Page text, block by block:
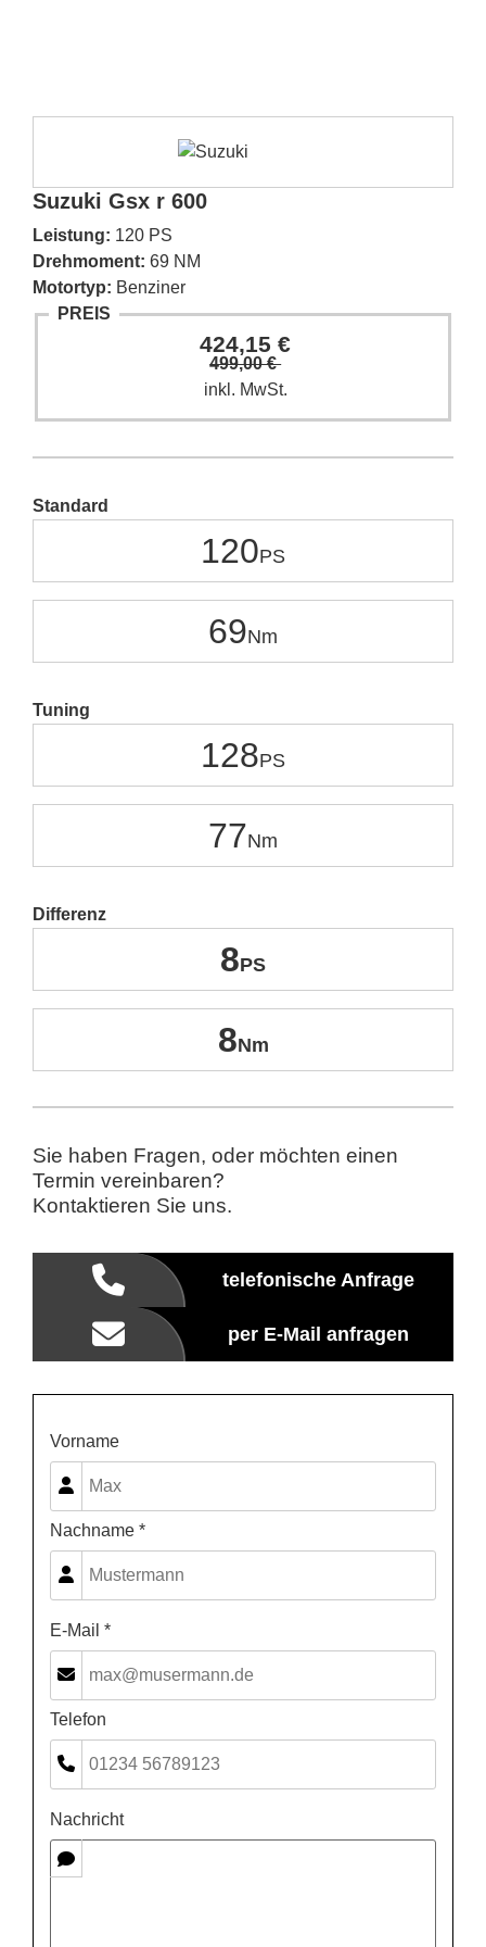
Suzuki Gsx r 600
Leistung: 120 PS
Drehmoment: 69 NM
Motortyp: Benziner
PREIS
424,15 €
499,00 €
inkl. MwSt.
Standard
120
69
Tuning
128
77
Differenz
8
8
Sie haben Fragen, oder möchten einen
Termin vereinbaren?
Kontaktieren Sie uns.
telefonische Anfrage
per E-Mail anfragen
Vorname
Nachname *
E-Mail *
Telefon
Nachricht